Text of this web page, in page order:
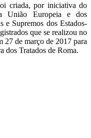
criada, por iniciativa do
União Europeia e dos
e Supremos dos Estados-
que se realizou no
27 de março de 2017 para
dos Tratados de Roma.